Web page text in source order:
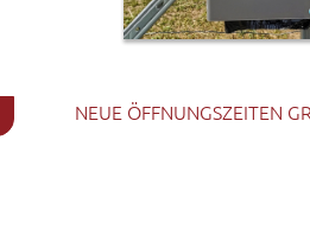
NEUE ÖFFNUNGSZEITEN